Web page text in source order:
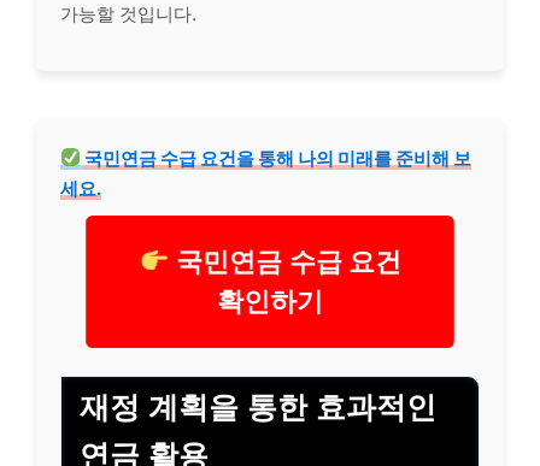
가능할 것입니다.
국민연금 수급 요건을 통해 나의 미래를 준비해 보
세요.
국민연금 수급 요건
확인하기
재정 계획을 통한 효과적인
연금 활용